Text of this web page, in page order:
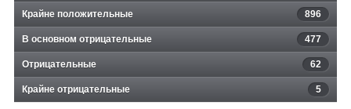
Крайне положительные 896
В основном отрицательные 477
Отрицательные 62
Крайне отрицательные 5